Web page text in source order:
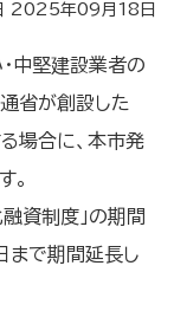
2025年09月18日
中堅建設業者の
省が創設した
場合に、本市発
。
資制度」の期間
まで期間延長し